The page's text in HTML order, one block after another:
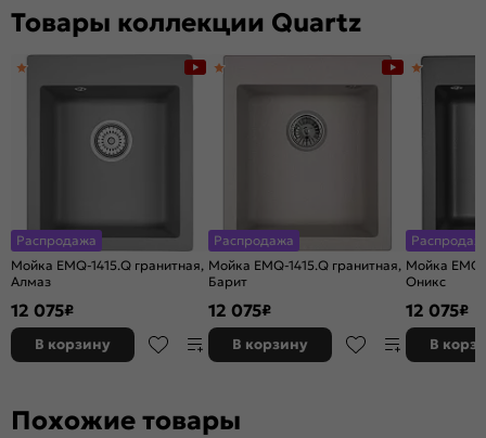
Товары коллекции Quartz
Распродажа
Мойка EMQ-1415.Q гранитная,
Алмаз
12 075₽
В корзину
Распродажа
Мойка EMQ-1415.Q гранитная,
Барит
12 075₽
В корзину
Мойка EMQ-
Оникс
12 075₽
В
Похожие товары